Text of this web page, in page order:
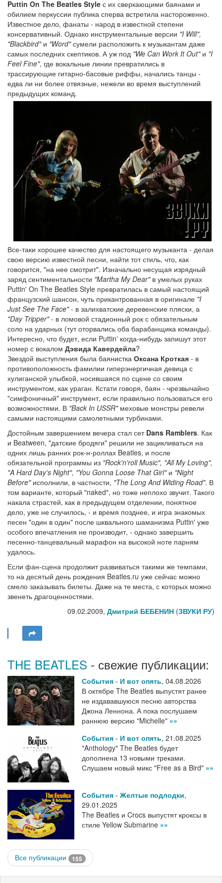
Puttin On The Beatles Style с их сверкающими баянами и
обилием перкуссии публика сперва встретила настороженно.
Известное дело, фанаты - народ в известной степени
консервативный. Однако инструментальные версии "I Will",
"Blackbird"и "Word"сумели расположить к музыкантам даже
самых последних скептиков. А уж под "We Can Work It Out"и "I
Feel Fine", где вокальные линии превратились в
трассирующие гитарно-басовые риффы, начались танцы -
едва ли ни более отвязные, нежели во время выступлений
предыдущих команд.
Все-таки хорошее качество для настоящего музыканта - делая
свою версию известной песни, найти тот стиль, что, как
говорится, "на нее смотрит". Изначально несущая изрядный
заряд сентиментальности "Martha My Dear"в умелых руках
Puttin' On The Beatles Style превратилась в самый настоящий
французский шансон, чуть прикантрованная в оригинале "I
Just See The Face"- в залихватские деревенские пляски, а
"Day Tripper"- в ломовой стадионный рок с обязательным
соло на ударных (тут оторвались оба барабанщика команды).
Интересно, что будет, если Puttin' когда-нибудь запишут этот
номер с вокалом Дэвида Кавердейла?
Звездой выступления была баянистка Оксана Кроткая - в
противоположность фамилии гиперэнергичная девица с
хулиганской улыбкой, носившаяся по сцене со своим
инструментом, как ураган. Кстати говоря, баян - чрезвычайно
"симфоничный" инструмент, если правильно пользоваться его
возможностями. В "Back In USSR"меховые монстры ревели
самыми настоящими самолетными турбинами.
Достойным завершением вечера стал сет Dans Ramblers. Как
и Beatween, "датские бродяги" решили не зацикливаться на
одних лишь ранних рок-н-роллах Beatles, и после
обязательной программы из "Rock'n'roll Music", "All My Loving",
"A Hard Day's Night", "You Gonna Loose That Girl"и "Night
Before"исполнили, в частности, "The Long And Widing Road". В
том варианте, который "naked", но тоже неплохо звучит. Такого
накала страстей, как в предыдущем отделении, понятное
дело, уже не случилось, - и время позднее, и игра знакомых
песен "один в один" после шквального шаманизма Puttin' уже
особого впечатления не производит, - однако завершить
песенно-танцевальный марафон на высокой ноте парням
удалось.
Если фан-сцена продолжит развиваться такими же темпами,
то на десятый день рождения Beatles.ru уже сейчас можно
смело заказывать билеты. Даже на те места, с которых можно
звенеть драгоценностями.
09.02.2009, Дмитрий БЕБЕНИН (ЗВУКИ РУ)
THE BEATLES - свежие публикации:
События - И вот опять, 04.08.2026
В октябре The Beatles выпустят ранее
не издававшуюся песню авторства
Джона Леннона. А пока послушаем
раннюю версию "Michelle" »»
События - И вот опять, 21.08.2025
"Anthology" The Beatles будет
дополнена 13 новыми треками.
Слушаем новый микс "Free as a Bird" »»
События - Желтые подлодки,
29.01.2025
The Beatles и Crocs выпустят кроксы в
стиле Yellow Submarine »»
Все публикации 155